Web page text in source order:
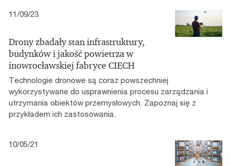
11/09/23
Drony zbadały stan infrastruktury,
budynków i jakość powietrza w
inowrocławskiej fabryce CIECH
Technologie dronowe są coraz powszechniej
wykorzystywane do usprawnienia procesu zarządzania i
utrzymania obiektów przemysłowych. Zapoznaj się z
przykładem ich zastosowania.
10/05/21